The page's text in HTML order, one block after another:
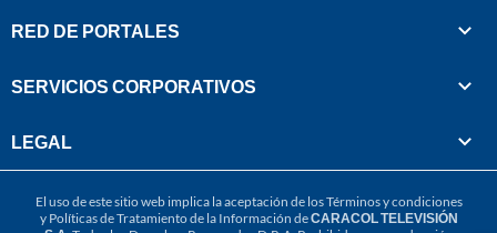
RED DE PORTALES
SERVICIOS CORPORATIVOS
LEGAL
El uso de este sitio web implica la aceptación de losTérminos y condiciones
y Políticas de Tratamiento de la Información deCARACOL TELEVISIÓN